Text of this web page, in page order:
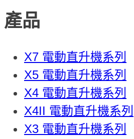
產品
X7 電動直升機系列
X5 電動直升機系列
X4 電動直升機系列
X4II 電動直升機系列
X3 電動直升機系列